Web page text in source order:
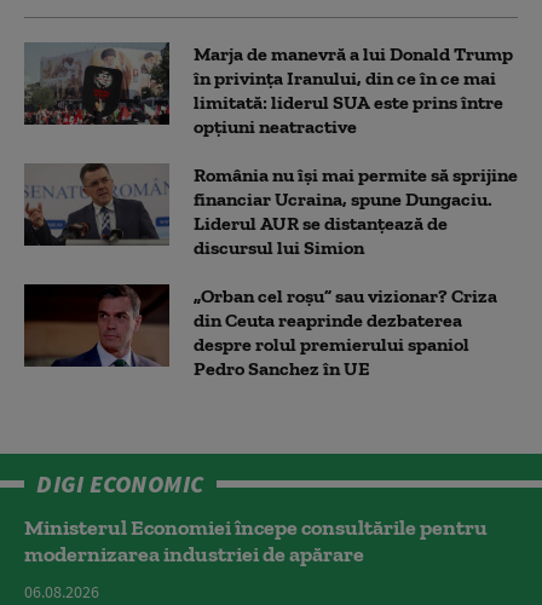
Marja de manevră a lui Donald Trump
în privința Iranului, din ce în ce mai
limitată: liderul SUA este prins între
opțiuni neatractive
România nu își mai permite să sprijine
financiar Ucraina, spune Dungaciu.
Liderul AUR se distanțează de
discursul lui Simion
„Orban cel roșu” sau vizionar? Criza
din Ceuta reaprinde dezbaterea
despre rolul premierului spaniol
Pedro Sanchez în UE
DIGI ECONOMIC
Ministerul Economiei începe consultările pentru
modernizarea industriei de apărare
06.08.2026